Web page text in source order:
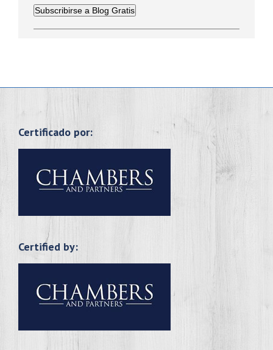
Subscribirse a Blog Gratis
Certificado por:
Certified by: